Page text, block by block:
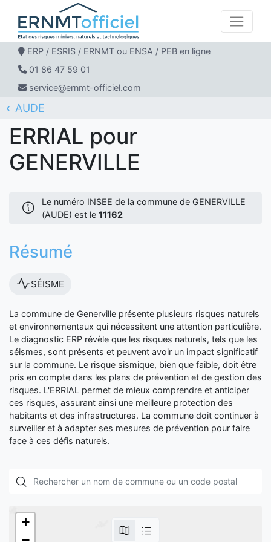
ERP / ESRIS / ERNMT ou ENSA / PEB en ligne
01 86 47 59 01
service@ernmt-officiel.com
ERNMT Officiel
ERRIAL
AUDE
GENERVILLE
ERRIAL pour
GENERVILLE
Le numéro INSEE de la commune de GENERVILLE
(AUDE) est le 11162
Résumé
SÉISME
La commune de Generville présente plusieurs risques naturels
et environnementaux qui nécessitent une attention particulière.
Le diagnostic ERP révèle que les risques naturels, tels que les
séismes, sont présents et peuvent avoir un impact significatif
sur la commune. Le risque sismique, bien que faible, doit être
pris en compte dans les plans de prévention et de gestion des
risques. L'ERRIAL permet de mieux comprendre et anticiper
ces risques, assurant ainsi une meilleure protection des
habitants et des infrastructures. La commune doit continuer à
surveiller et à adapter ses mesures de prévention pour faire
face à ces défis naturels.
+